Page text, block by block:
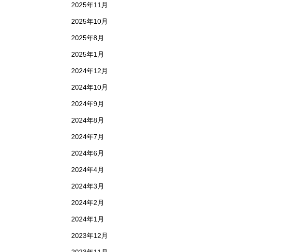
2025年11月
2025年10月
2025年8月
2025年1月
2024年12月
2024年10月
2024年9月
2024年8月
2024年7月
2024年6月
2024年4月
2024年3月
2024年2月
2024年1月
2023年12月